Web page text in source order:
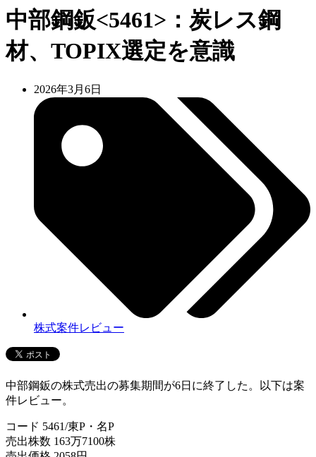
中部鋼鈑<5461>：炭レス鋼
材、TOPIX選定を意識
2026年3月6日
株式案件レビュー
中部鋼鈑の株式売出の募集期間が6日に終了した。以下は案
件レビュー。
コード 5461/東P・名P
売出株数 163万7100株